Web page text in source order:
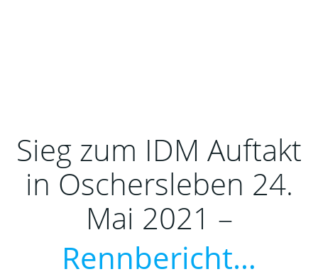
Sieg zum IDM Auftakt
in Oschersleben 24.
Mai 2021 –
Rennbericht…